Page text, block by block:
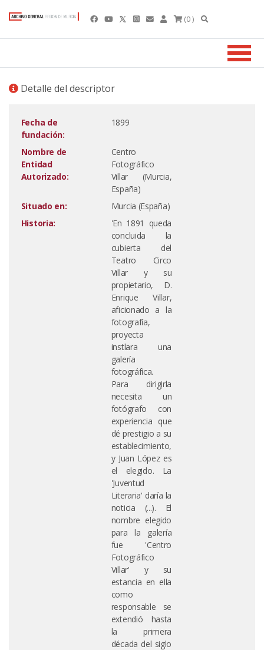
(0 )
Detalle del descriptor
Fecha de
fundación:
1899
Nombre de
Entidad
Autorizado:
Centro
Fotográfico
Villar (Murcia,
España)
Situado en:
Murcia (España)
Historia:
'En 1891 queda
concluida la
cubierta del
Teatro Circo
Villar y su
propietario, D.
Enrique Villar,
aficionado a la
fotografía,
proyecta
instlara una
galería
fotográfica.
Para dirigirla
necesita un
fotógrafo con
experiencia que
dé prestigio a su
establecimiento,
y Juan López es
el elegido. La
'Juventud
Literaria' daría la
noticia (...). El
nombre elegido
para la galería
fue 'Centro
Fotográfico
Villar' y su
estancia en ella
como
responsable se
extendió hasta
la primera
década del siglo